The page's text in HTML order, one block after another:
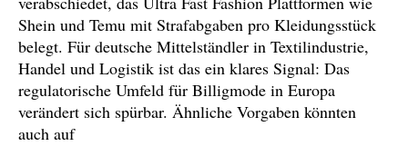
Shein und Temu mit Strafabgaben pro Kleidungsstück
belegt. Für deutsche Mittelständler in Textilindustrie,
Handel und Logistik ist das ein klares Signal: Das
regulatorische Umfeld für Billigmode in Europa
verändert sich spürbar. Ähnliche Vorgaben könnten
auch auf